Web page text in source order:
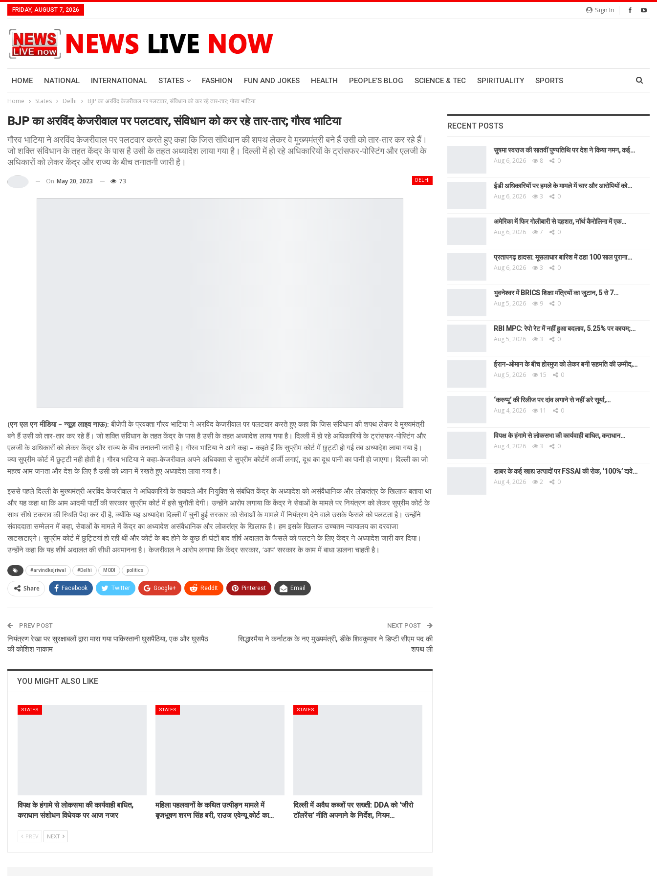
Sign In
FRIDAY, AUGUST 7, 2026
HOME NATIONAL INTERNATIONAL STATES FASHION FUN AND JOKES HEALTH PEOPLE’S BLOG SCIENCE & TEC SPIRITUALITY SPORTS
Home States Delhi BJP का अरविंद केजरीवाल पर पलटवार, संविधान को कर रहे तार-तार; गौरव भाटिया
BJP का अरविंद केजरीवाल पर पलटवार, संविधान को कर रहे तार-तार; गौरव भाटिया
गौरव भाटिया ने अरविंद केजरीवाल पर पलटवार करते हुए कहा कि जिस संविधान की शपथ लेकर वे मुख्यमंत्री बने हैं उसी को तार-तार कर रहे हैं।
जो शक्ति संविधान के तहत केंद्र के पास है उसी के तहत अध्यादेश लाया गया है। दिल्ली में हो रहे अधिकारियों के ट्रांसफर-पोस्टिंग और एलजी के
अधिकारों को लेकर केंद्र और राज्य के बीच तनातनी जारी है।
DELHI
On May 20, 2023 73
(एन एल एन मीडिया – न्यूज़ लाइव नाऊ): बीजेपी के प्रवक्ता गौरव भाटिया ने अरविंद केजरीवाल पर पलटवार करते हुए कहा कि जिस संविधान की शपथ लेकर वे मुख्यमंत्री
बने हैं उसी को तार-तार कर रहे हैं। जो शक्ति संविधान के तहत केंद्र के पास है उसी के तहत अध्यादेश लाया गया है। दिल्ली में हो रहे अधिकारियों के ट्रांसफर-पोस्टिंग और
एलजी के अधिकारों को लेकर केंद्र और राज्य के बीच तनातनी जारी है। गौरव भाटिया ने आगे कहा – कहते हैं कि सुप्रीम कोर्ट में छुट्टी हो गई तब अध्यादेश लाया गया है।
क्या सुप्रीम कोर्ट में छुट्टी नही होती है। गौरव भाटिया ने कहा-केजरीवाल अपने अधिवक्ता से सुप्रीम कोर्टमें अर्जी लगाएं, दूध का दूध पानी का पानी हो जाएगा। दिल्ली का जो
महत्व आम जनता और देश के लिए है उसी को ध्यान में रखते हुए अध्यादेश लाया गया है।
इससे पहले दिल्ली के मुख्यमंत्री अरविंद केजरीवाल ने अधिकारियों के तबादले और नियुक्ति से संबंधित केंद्र के अध्यादेश को असंवैधानिक और लोकतंत्र के खिलाफ बताया था
और यह कहा था कि आम आदमी पार्टी की सरकार सुप्रीम कोर्ट में इसे चुनौती देगी। उन्होंने आरोप लगाया कि केंद्र ने सेवाओं के मामले पर नियंत्रण को लेकर सुप्रीम कोर्ट के
साथ सीधे टकराव की स्थिति पैदा कर दी है, क्योंकि यह अध्यादेश दिल्ली में चुनी हुई सरकार को सेवाओं के मामले में नियंत्रण देने वाले उसके फैसले को पलटता है। उन्होंने
संवाददाता सम्मेलन में कहा, सेवाओं के मामले में केंद्र का अध्यादेश असंवैधानिक और लोकतंत्र के खिलाफ है। हम इसके खिलाफ उच्चतम न्यायालय का दरवाजा
खटखटाएंगे। सुप्रीम कोर्ट में छुट्टियां हो रही थीं और कोर्ट के बंद होने के कुछ ही घंटों बाद शीर्ष अदालत के फैसले को पलटने के लिए केंद्र ने अध्यादेश जारी कर दिया।
उन्होंने कहा कि यह शीर्ष अदालत की सीधी अवमानना है। केजरीवाल ने आरोप लगाया कि केंद्र सरकार, ‘आप’ सरकार के काम में बाधा डालना चाहती है।
#arvindkejriwal #Delhi MODI politics
Share Facebook Twitter Google+ ReddIt Pinterest Email
PREV POST
नियंत्रण रेखा पर सुरक्षाबलों द्वारा मारा गया पाकिस्तानी घुसपैठिया, एक और घुसपैठ
की कोशिश नाकाम
NEXT POST
सिद्धारमैया ने कर्नाटक के नए मुख्यमंत्री, डीके शिवकुमार ने डिप्टी सीएम पद की
शपथ ली
YOU MIGHT ALSO LIKE
STATES
विपक्ष के हंगामे से लोकसभा की कार्यवाही बाधित,
कराधान संशोधन विधेयक पर आज नजर
STATES
महिला पहलवानों के कथित उत्पीड़न मामले में
बृजभूषण शरण सिंह बरी, राउज एवेन्यू कोर्ट का…
STATES
दिल्ली में अवैध कब्जों पर सख्ती: DDA को ‘जीरो
टॉलरेंस’ नीति अपनाने के निर्देश, नियम…
PREV NEXT
RECENT POSTS
सुषमा स्वराज की सातवीं पुण्यतिथि पर देश ने किया नमन, कई…
Aug 6, 2026 8 0
ईडी अधिकारियों पर हमले के मामले में चार और आरोपियों को…
Aug 6, 2026 3 0
अमेरिका में फिर गोलीबारी से दहशत, नॉर्थ कैरोलिना में एक…
Aug 6, 2026 7 0
प्रतापगढ़ हादसा: मूसलाधार बारिश में ढहा 100 साल पुराना…
Aug 6, 2026 3 0
भुवनेश्वर में BRICS शिक्षा मंत्रियों का जुटान, 5 से 7…
Aug 5, 2026 9 0
RBI MPC: रेपो रेट में नहीं हुआ बदलाव, 5.25% पर कायम;…
Aug 5, 2026 3 0
ईरान-ओमान के बीच होरमुज को लेकर बनी सहमति की उम्मीद,…
Aug 5, 2026 15 0
‘करुप्पू’ की रिलीज पर दांव लगाने से नहीं डरे सूर्या,…
Aug 4, 2026 11 0
विपक्ष के हंगामे से लोकसभा की कार्यवाही बाधित, कराधान…
Aug 4, 2026 3 0
डाबर के कई खाद्य उत्पादों पर FSSAI की रोक, ‘100%’ दावे…
Aug 4, 2026 2 0